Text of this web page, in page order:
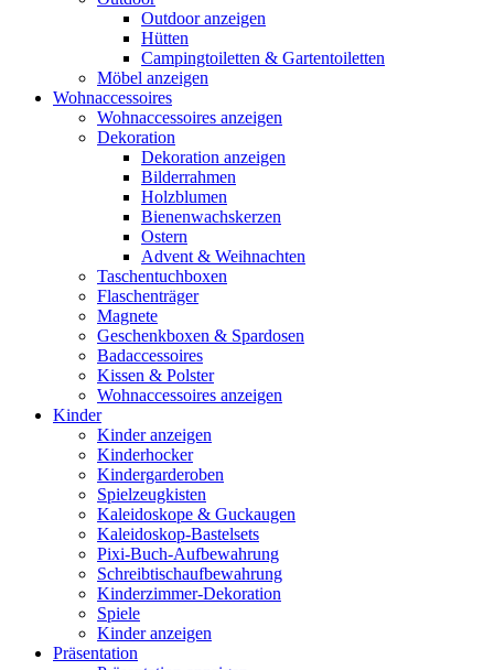
Outdoor anzeigen
Hütten
Campingtoiletten & Gartentoiletten
Möbel anzeigen
Wohnaccessoires
Wohnaccessoires anzeigen
Dekoration
Dekoration anzeigen
Bilderrahmen
Holzblumen
Bienenwachskerzen
Ostern
Advent & Weihnachten
Taschentuchboxen
Flaschenträger
Magnete
Geschenkboxen & Spardosen
Badaccessoires
Kissen & Polster
Wohnaccessoires anzeigen
Kinder
Kinder anzeigen
Kinderhocker
Kindergarderoben
Spielzeugkisten
Kaleidoskope & Guckaugen
Kaleidoskop-Bastelsets
Pixi-Buch-Aufbewahrung
Schreibtischaufbewahrung
Kinderzimmer-Dekoration
Spiele
Kinder anzeigen
Präsentation